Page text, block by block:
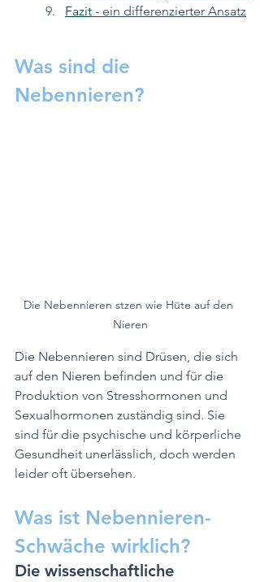
Fazit - ein differenzierter Ansatz
Was sind die
Nebennieren?
Die Nebennieren stzen wie Hüte auf den
Nieren
Die Nebennieren sind Drüsen, die sich
auf den Nieren befinden und für die
Produktion von Stresshormonen und
Sexualhormonen zuständig sind. Sie
sind für die psychische und körperliche
Gesundheit unerlässlich, doch werden
leider oft übersehen.
Was ist Nebennieren-
Schwäche wirklich?
Die wissenschaftliche